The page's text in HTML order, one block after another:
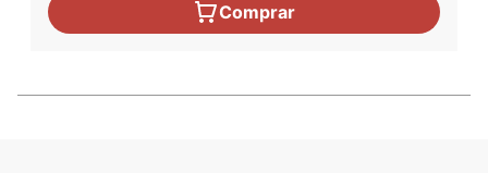
Comprar